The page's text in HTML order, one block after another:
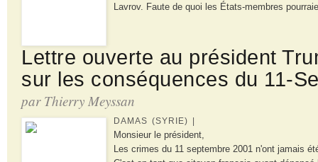
Lavrov. Faute de quoi les États-membres
Lettre ouverte au président
sur les conséquences du 11-
par Thierry Meyssan
DAMAS (SYRIE) |
Monsieur le président,
Les crimes du 11 septembre 2001 n'ont jamais